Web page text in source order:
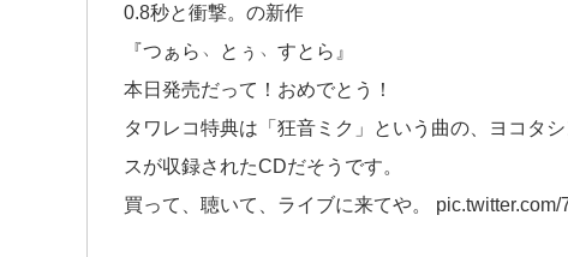
0.8秒と衝撃。の新作
『つぁら﹆とぅ﹆すとら』
本日発売だって！おめでとう！
タワレコ特典は「狂音ミク」という曲の、ヨコタ
スが収録されたCDだそうです。
買って、聴いて、ライブに来てや。